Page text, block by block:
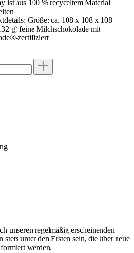
ist aus 100 % recyceltem Material
Größe: ca. 108 x 108 x 108
g) feine Milchschokolade mit
zertifiziert
unseren regelmäßig erscheinenden
stets unter den Ersten sein, die über neue
werden.